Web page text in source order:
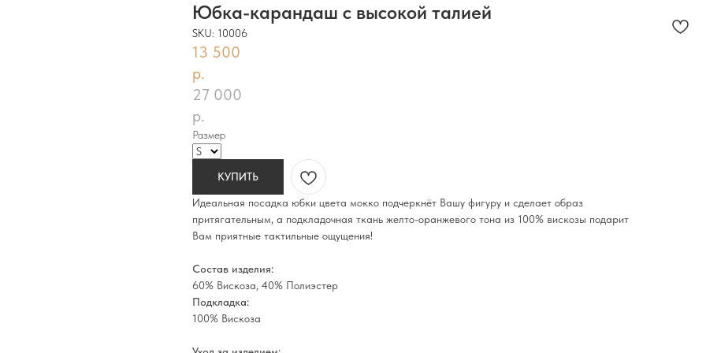
Юбка-карандаш с высокой талией
SKU: 10006
13 500
р.
27 000
р.
Размер
КУПИТЬ
Идеальная посадка юбки цвета мокко подчеркнёт Вашу фигуру и сделает образ
притягательным, а подкладочная ткань желто-оранжевого тона из 100% вискозы подарит
Вам приятные тактильные ощущения!
Состав изделия:
60% Вискоза, 40% Полиэстер
Подкладка:
100% Вискоза